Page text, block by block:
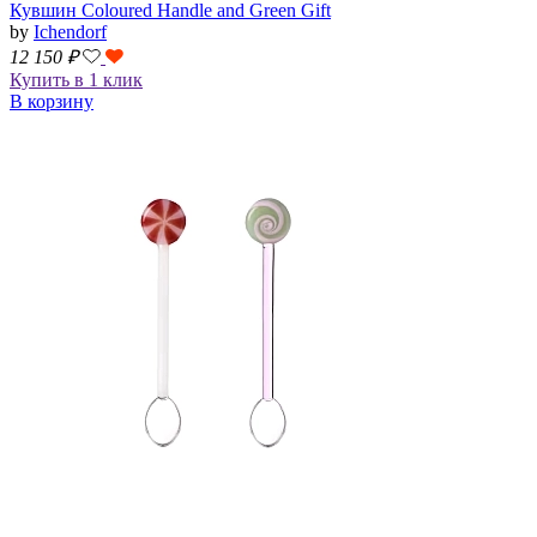
Кувшин Coloured Handle and Green Gift
by Ichendorf
12 150 ₽
Купить в 1 клик
В корзину